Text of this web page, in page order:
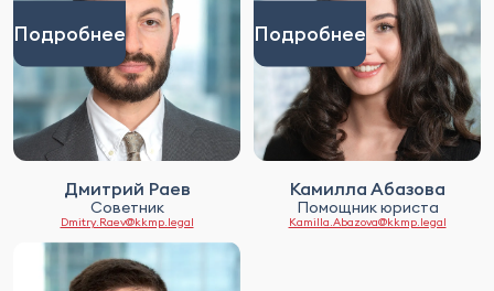
Подробнее
Дмитрий Раев
Советник
Dmitry.Raev@kkmp.legal
Подробнее
Камилла Абазова
Помощник юриста
Kamilla.Abazova@kkmp.legal